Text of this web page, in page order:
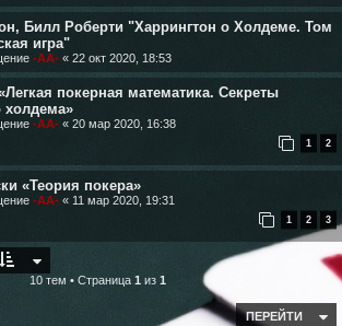
Билл Роберти "Харрингтон о Холдеме. Том
игра"
-AA- « 22 окт 2020, 18:53
покерная математика. Секреты
холдема»
-AA- « 20 мар 2020, 16:38
1 2
«Теория покера»
-AA- « 11 мар 2020, 19:31
1 2 3
10 тем • Страница 1 из 1
ПЕРЕЙТИ